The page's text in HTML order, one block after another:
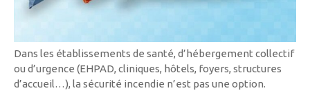
Dans les établissements de santé, d’hébergement collectif
ou d’urgence (EHPAD, cliniques, hôtels, foyers, structures
d’accueil…), la sécurité incendie n’est pas une option.